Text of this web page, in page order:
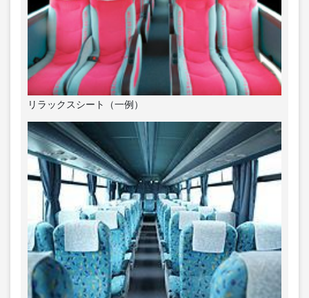
リラックスシート（一例）